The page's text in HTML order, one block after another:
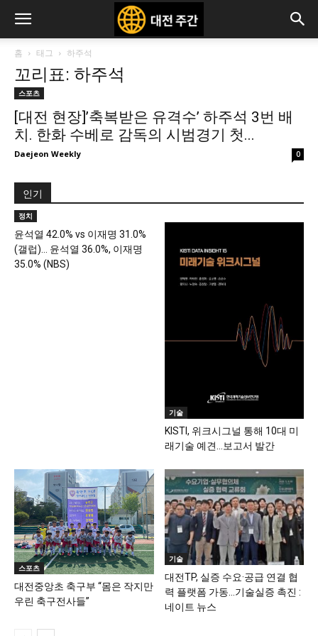
홈 태그 하주석
꼬리표: 하주석
스포츠
[대전 현장]’축복받은 유격수’ 하주석 3번 배
치. 한화 수베로 감독의 시범경기 첫...
Daejeon Weekly 0
인기
정치
윤석열 42.0% vs 이재명 31.0%
(갤럽)… 윤석열 36.0%, 이재명
35.0% (NBS)
기술
KISTI, 위크시그널 통해 10대 미
래기술 예견…보고서 발간
스포츠
대전중앙초 축구부 “몸은 작지만
우린 축구전사들”
기술
대전TP, 실증 수요·공급 연결 협
력 플랫폼 가동…기술실증 촉진 :
네이트 뉴스